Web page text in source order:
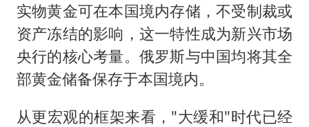
实物黄金可在本国境内存储，不受制裁或
资产冻结的影响，这一特性成为新兴市场
央行的核心考量。俄罗斯与中国均将其全
部黄金储备保存于本国境内。
从更宏观的框架来看，"大缓和"时代已经